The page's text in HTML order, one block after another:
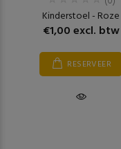
Kinderstoel - Roze
€1,00 excl. btw
RESERVEER